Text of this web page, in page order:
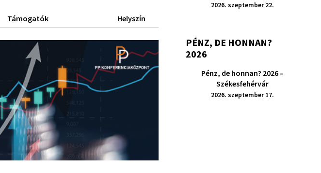
Támogatók Helyszín
2026. szeptember 22.
PÉNZ, DE HONNAN?
2026
Pénz, de honnan? 2026 –
Székesfehérvár
2026. szeptember 17.